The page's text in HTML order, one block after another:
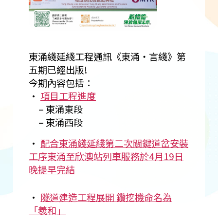
東涌綫延綫工程通訊《東涌‧言綫》第
五期已經出版!
今期內容包括：
• 項目工程進度
– 東涌東段
– 東涌西段
• 配合東涌綫延綫第二次關鍵道岔安裝
工序東涌至欣澳站列車服務於4月19日
晚提早完結
• 隧道建造工程展開 鑽挖機命名為
「羲和」